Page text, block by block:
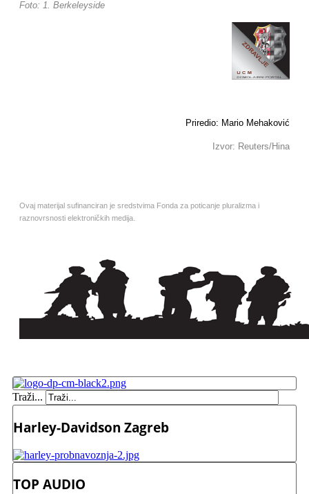
Foto: 1. Berkeleyside
Priredio: Mario Mehaković
Izvor: Reuters/Hina
Ovaj materijal sufinanciran je sredstvima Fonda za poticanje pluralizma i
raznovrsnosti elektroničkih medija.
Traži...
Harley-Davidson Zagreb
TOP AUDIO